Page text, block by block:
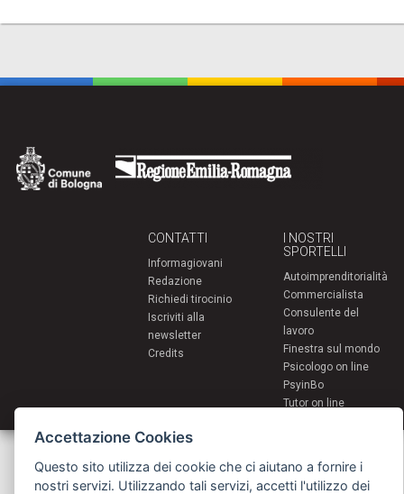
CONTATTI
Informagiovani
Redazione
Richiedi tirocinio
Iscriviti alla
newsletter
Credits
I NOSTRI
SPORTELLI
Autoimprenditorialità
Commercialista
Consulente del
lavoro
Finestra sul mondo
Psicologo on line
PsyinBo
Tutor on line
Servizi per i giovani - Scambi e soggiorni all'estero
Comune di Bologna | Piazza Maggiore 6 - 40124 Bologna
giovani@comune.bologna.it
Accettazione Cookies
Questo sito utilizza dei cookie che ci aiutano a fornire i
nostri servizi. Utilizzando tali servizi, accetti l'utilizzo dei